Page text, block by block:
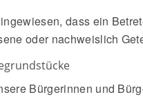
dass ein
oder nachweislich
Bürgerinnen und